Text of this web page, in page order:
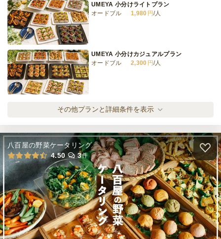
オードブル
23,000円
UMEYA 小分けライトプラン
オードブル
1,980 円/人
UMEYA 小分けカジュアルプラン
オードブル
2,300 円/人
UMEYA 小分けスタンダードプラン
オードブル
2,980円/人
UMEYA 小分けスペシャルプラン
オードブル
3,200円/人
UMEYA 小分けプレミアプラン
オードブル
3,600円 /人
その他プランと詳細条件を表示
八百屋の野菜ケータリング
4.50
3件